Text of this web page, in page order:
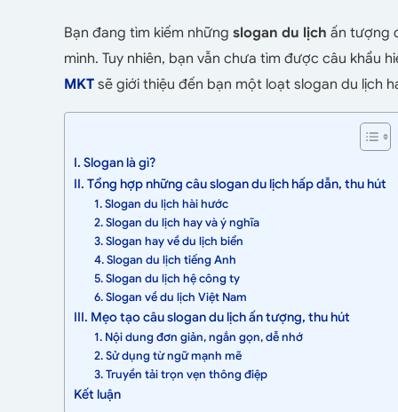
Bạn đang tìm kiếm những slogan du lịch ấn tượng
mình. Tuy nhiên, bạn vẫn chưa tìm được câu khẩu
MKT sẽ giới thiệu đến bạn một loạt slogan du lịch
I. Slogan là gì?
II. Tổng hợp những câu slogan du lịch hấp dẫn, thu hút
1. Slogan du lịch hài hước
2. Slogan du lịch hay và ý nghĩa
3. Slogan hay về du lịch biển
4. Slogan du lịch tiếng Anh
5. Slogan du lịch hệ công ty
6. Slogan về du lịch Việt Nam
III. Mẹo tạo câu slogan du lịch ấn tượng, thu hút
1. Nội dung đơn giản, ngắn gọn, dễ nhớ
2. Sử dụng từ ngữ mạnh mẽ
3. Truyền tải trọn vẹn thông điệp
Kết luận